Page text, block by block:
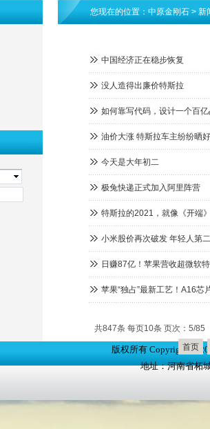
您现在的位置： 中原金刚石 > 新
中国经济正在稳步恢复
没人造得出廉价特斯拉
如何靠写代码，设计一个百
油价大涨 特斯拉车主纷纷晒
今天是大年初二
极兔快递正式加入阿里阵营
特斯拉的2021，就像《开端
小米股价再次破发 年轻人第
日赚87亿！苹果营收超微软
苹果“独占”最新工艺！A16
共847条 每页10条 页次：5/85
首页
版权所有
地址：河南省柘